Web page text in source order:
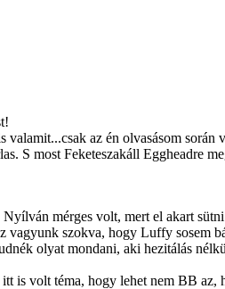
valamit...csak az én olvasásom
S most Feketeszakáll Eggheadre
mérges volt, mert el akart
vagyunk szokva, hogy Luffy sosem
olyat mondani, aki hezitálás
is volt téma, hogy lehet nem BB